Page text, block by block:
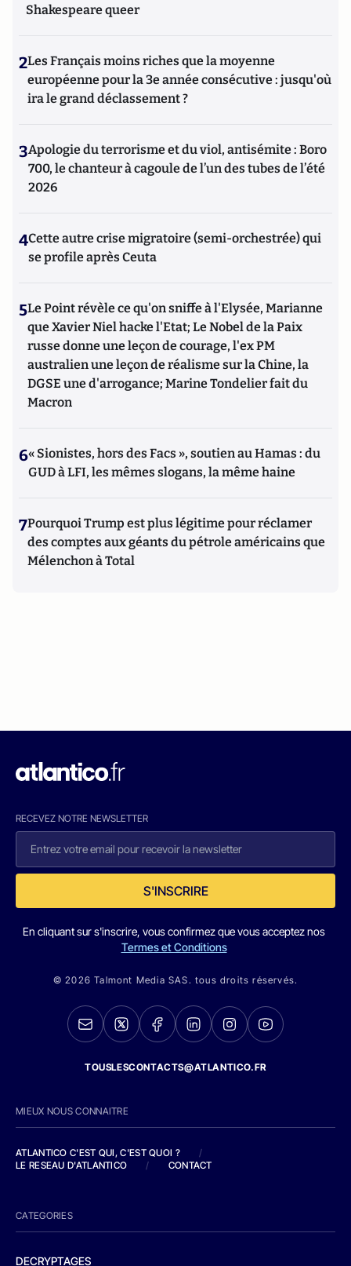
Shakespeare queer
2Les Français moins riches que la moyenne
européenne pour la 3e année consécutive : jusqu'où
ira le grand déclassement ?
3Apologie du terrorisme et du viol, antisémite : Boro
700, le chanteur à cagoule de l’un des tubes de l’été
2026
4Cette autre crise migratoire (semi-orchestrée) qui
se profile après Ceuta
5Le Point révèle ce qu'on sniffe à l'Elysée, Marianne
que Xavier Niel hacke l'Etat; Le Nobel de la Paix
russe donne une leçon de courage, l'ex PM
australien une leçon de réalisme sur la Chine, la
DGSE une d'arrogance; Marine Tondelier fait du
Macron
6« Sionistes, hors des Facs », soutien au Hamas : du
GUD à LFI, les mêmes slogans, la même haine
7Pourquoi Trump est plus légitime pour réclamer
des comptes aux géants du pétrole américains que
Mélenchon à Total
RECEVEZ NOTRE NEWSLETTER
S'INSCRIRE
En cliquant sur s'inscrire, vous confirmez que vous acceptez nos
Termes et Conditions
© 2026 Talmont Media SAS. tous droits réservés.
TOUSLESCONTACTS@ATLANTICO.FR
MIEUX NOUS CONNAITRE
ATLANTICO C'EST QUI, C'EST QUOI ?
/
LE RESEAU D'ATLANTICO
/ CONTACT
CATEGORIES
DECRYPTAGES